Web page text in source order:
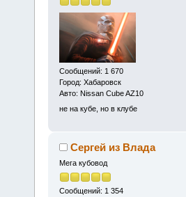
Сообщений: 1 670
Город: Хабаровск
Авто: Nissan Cube AZ10
не на кубе, но в клубе
Сергей из Влада
Мега кубовод
Сообщений: 1 354